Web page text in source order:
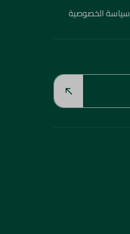
سياسة الخصوصية